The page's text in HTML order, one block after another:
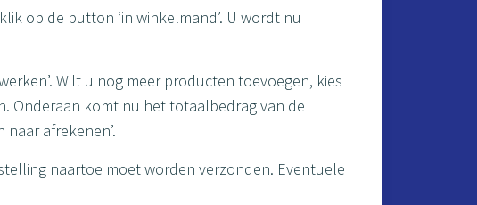
op de button ‘in winkelmand’. U wordt nu
Wilt u nog meer producten toevoegen, kies
Onderaan komt nu het totaalbedrag van de
afrekenen’.
naartoe moet worden verzonden. Eventuele